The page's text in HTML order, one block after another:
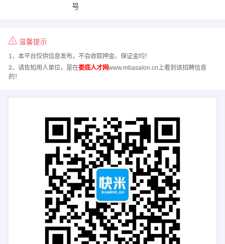
号
温馨提示
1、本平台仅供信息发布，不会收取押金、保证金均！
2、请告知用人单位，是在娄底人才网www.mbasalon.cn上看到该招聘信息
的！